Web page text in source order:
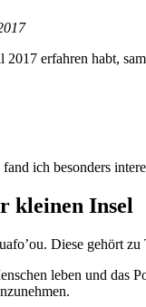
erfahren habt,
ich besonders
kleinen Insel
Diese gehört
leben und das